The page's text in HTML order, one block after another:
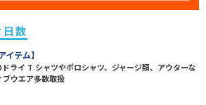
数
イテム】
ライ T シャツやポロシャツ、ジャージ類、アウターな
ブウエア多数取扱